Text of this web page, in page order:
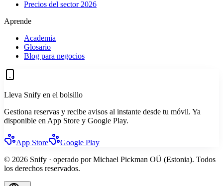
Precios del sector 2026
Aprende
Academia
Glosario
Blog para negocios
Lleva Snify en el bolsillo
Gestiona reservas y recibe avisos al instante desde tu móvil. Ya
disponible en App Store y Google Play.
App Store
Google Play
© 2026 Snify · operado por Michael Pickman OÜ (Estonia). Todos
los derechos reservados.